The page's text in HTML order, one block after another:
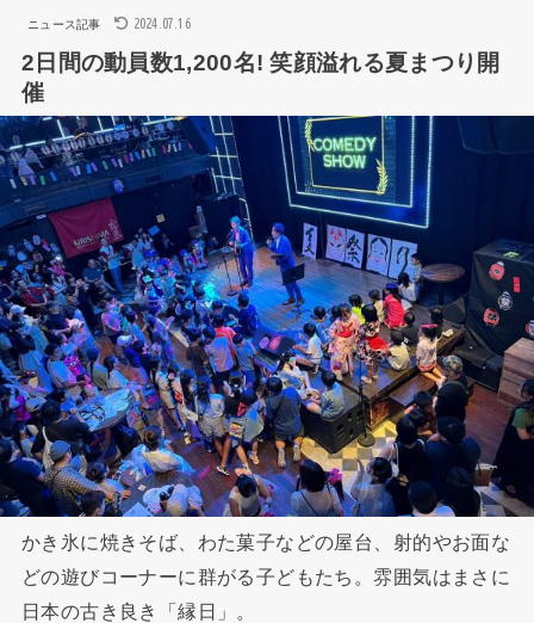
ニュース記事 2024.07.16
2日間の動員数1,200名! 笑顔溢れる夏まつり開
催
かき氷に焼きそば、わた菓子などの屋台、射的やお面な
どの遊びコーナーに群がる子どもたち。雰囲気はまさに
日本の古き良き「縁日」。